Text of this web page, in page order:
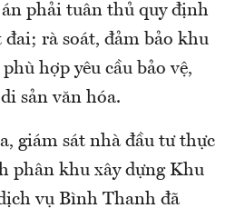
phải tuân thủ quy định
đai; rà soát, đảm bảo khu
hợp yêu cầu bảo vệ,
sản văn hóa.
giám sát nhà đầu tư thực
phân khu xây dựng Khu
vụ Bình Thanh đã